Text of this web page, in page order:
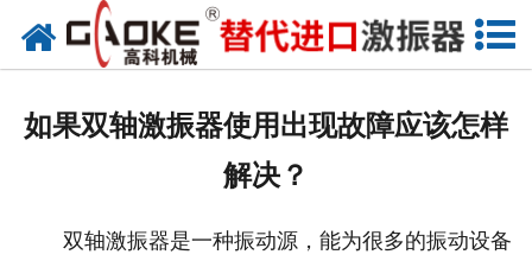
首页
如果双轴激振器使用出现故障应该怎样
解决？
双轴激振器是一种振动源，能为很多的振动设备